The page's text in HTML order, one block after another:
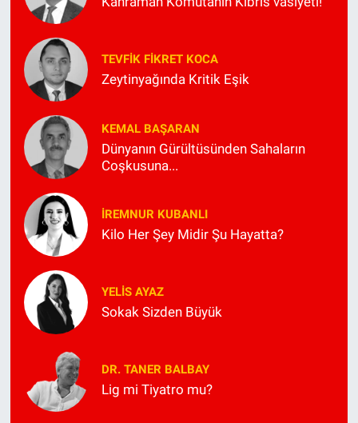
TEVFIK FIKRET KOCA
Zeytinyağında Kritik Eşik
KEMAL BAŞARAN
Dünyanın Gürültüsünden Sahaların
Coşkusuna...
İREMNUR KUBANLI
Kilo Her Şey Midir Şu Hayatta?
YELIS AYAZ
Sokak Sizden Büyük
DR. TANER BALBAY
Lig mi Tiyatro mu?